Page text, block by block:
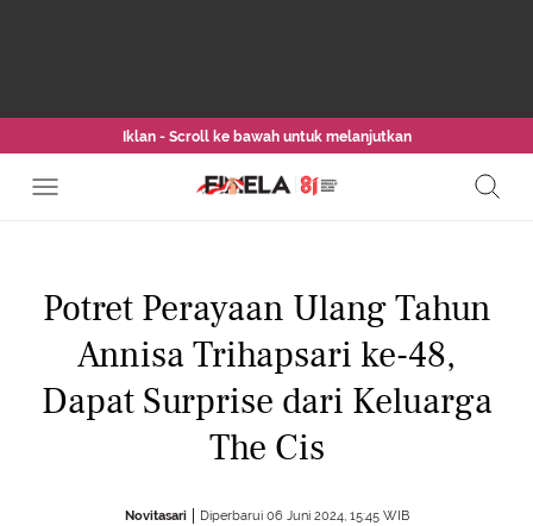
Iklan - Scroll ke bawah untuk melanjutkan
Potret Perayaan Ulang Tahun
Annisa Trihapsari ke-48,
Dapat Surprise dari Keluarga
The Cis
Novitasari Diperbarui 06 Juni 2024, 15:45 WIB